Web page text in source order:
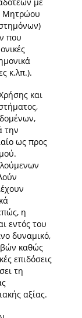
Μητρώου
που
κ.λπ.).
και
την
ως προς
η
εντός του
δυναμικό,
καθώς
επιδόσεις
τη
αξίας.